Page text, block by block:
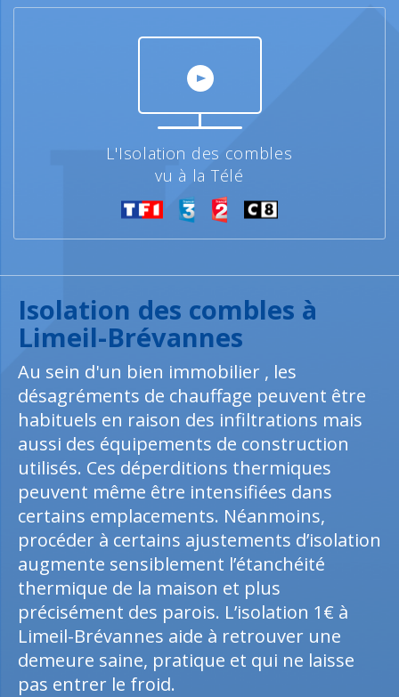
L'Isolation des combles
vu à la Télé
Isolation des combles à
Limeil-Brévannes
Au sein d'un bien immobilier , les
désagréments de chauffage peuvent être
habituels en raison des infiltrations mais
aussi des équipements de construction
utilisés. Ces déperditions thermiques
peuvent même être intensifiées dans
certains emplacements. Néanmoins,
procéder à certains ajustements d’isolation
augmente sensiblement l’étanchéité
thermique de la maison et plus
précisément des parois. L’isolation 1€ à
Limeil-Brévannes aide à retrouver une
demeure saine, pratique et qui ne laisse
pas entrer le froid.